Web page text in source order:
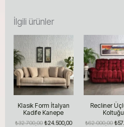
İlgili ürünler
Klasik Form İtalyan
Kadife Kanepe
₺32.700,00 Orijinal
₺24.500,00Şu
Recliner
Koltuğu
₺62.000,00 ₺